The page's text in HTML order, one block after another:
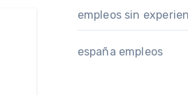
empleos sin
españa empleos